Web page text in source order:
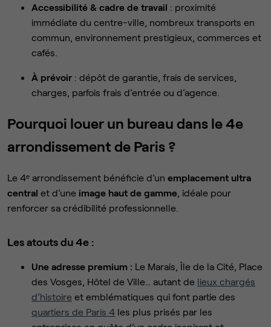
Accessibilité & cadre de travail : proximité
immédiate du centre-ville, nombreux transports en
commun, environnement prestigieux, commerces et
cafés.
À prévoir : dépôt de garantie, frais de services,
charges, parfois frais d’entrée ou d’agence.
Pourquoi louer un bureau dans le 4e
arrondissement de Paris ?
Le 4ᵉ arrondissement bénéficie d’un emplacement ultra
central et d’une image haut de gamme , idéale pour
renforcer sa crédibilité professionnelle.
Les atouts du 4e :
Une adresse premium : Le Marais, Île de la Cité, Place
des Vosges, Hôtel de Ville… autant de lieux chargés
d’histoire et emblématiques qui font partie des
quartiers de Paris 4 les plus prisés par les